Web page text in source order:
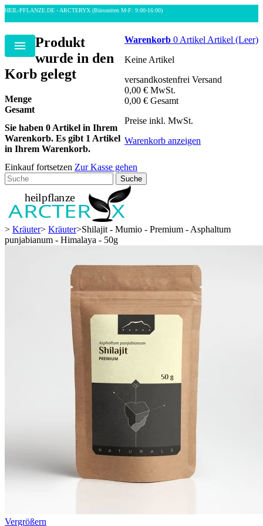
HEIL-PFLANZE.DE - ARCTERYX (Bürozeiten M-F: 9:00-16:00)
Menu
Warenkorb 0 Artikel Artikel (Leer)
Keine Artikel
versandkostenfrei Versand
0,00 € MwSt.
0,00 € Gesamt
Preise inkl. MwSt.
Warenkorb anzeigen
Produkt
wurde in den
Korb gelegt
Menge
Gesamt
Sie haben 0 Artikel in Ihrem
Warenkorb. Es gibt 1 Artikel
in Ihrem Warenkorb.
Einkauf fortsetzen Zur Kasse gehen
Suche
> Kräuter> Kräuter>Shilajit - Mumio - Premium - Asphaltum
punjabianum - Himalaya - 50g
Vergrößern